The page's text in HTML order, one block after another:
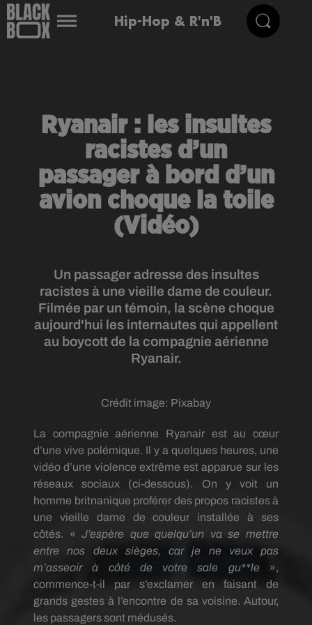
Hip-Hop & R'n'B
Ryanair : les insultes
racistes d’un
passager à bord d’un
avion choque la toile
(Vidéo)
Un passager adresse des insultes
racistes à une vieille dame de couleur.
Filmée par un témoin, la scène choque
aujourd'hui les internautes qui appellent
au boycott de la compagnie aérienne
Ryanair.
Crédit image: Pixabay
La compagnie aérienne Ryanair est au cœur
d’une vive polémique. Il y a quelques heures, une
vidéo d’une violence extrême est apparue sur les
réseaux sociaux (ci-dessous).
On y voit un
homme britnanique proférer des propos racistes à
une vieille dame de couleur installée à ses
côtés.
«J’espère que quelqu’un va se mettre
entre nos deux sièges, car je ne veux pas
m’asseoir à côté de votre sale gu**le
»,
commence-t-il par s’exclamer en faisant de
grands gestes à l’encontre de sa voisine. Autour,
les passagers sont médusés.